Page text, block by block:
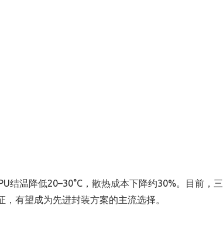
结温降低20–30°C，散热成本下降约30%。目前，三
有望成为先进封装方案的主流选择。